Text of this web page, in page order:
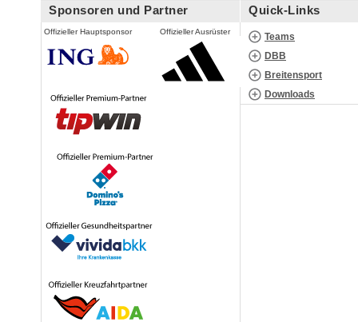
Sponsoren und Partner
Offizieller Hauptsponsor Offizieller Ausrüster
Quick-Links
Teams
DBB
Breitensport
Downloads